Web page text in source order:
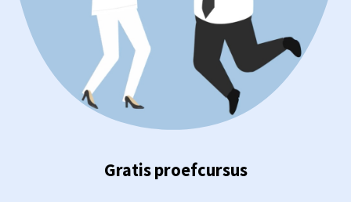
Gratis proefcursus